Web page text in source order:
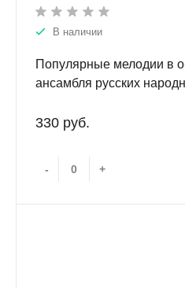
В наличии
Популярные мелодии в
ансамбля русских
330 руб.
- +